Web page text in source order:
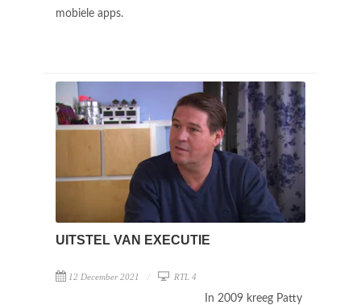
mobiele apps.
UITSTEL VAN EXECUTIE
12 December 2021 RTL 4
In 2009 kreeg Patty